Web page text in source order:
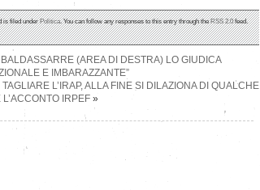
is filed underPolitica. You can follow any responses to this entry through theRSS 2.0feed.
(AREA DI DESTRA) LO GIUDICA
E IMBARAZZANTE”
L’IRAP, ALLA FINE SI DILAZIONA DI QUALCHE
L’ACCONTO IRPEF »